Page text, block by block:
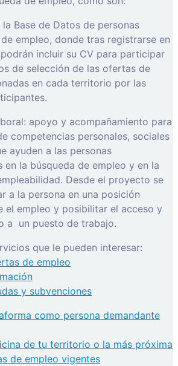
Base de Datos de personas
empleo, donde tras registrarse en
incluir su CV para participar
de selección de las ofertas de
en cada territorio por las
apoyo y acompañamiento para
competencias personales, sociales
ayuden a las personas
en la búsqueda de empleo y en la
Desde el proyecto se
a la persona en una posición
el empleo y posibilitar el acceso y
a
un puesto de trabajo.
que le pueden interesar:
de empleo
y subvenciones
como persona demandante
de tu territorio o la más próxima
de empleo vigentes